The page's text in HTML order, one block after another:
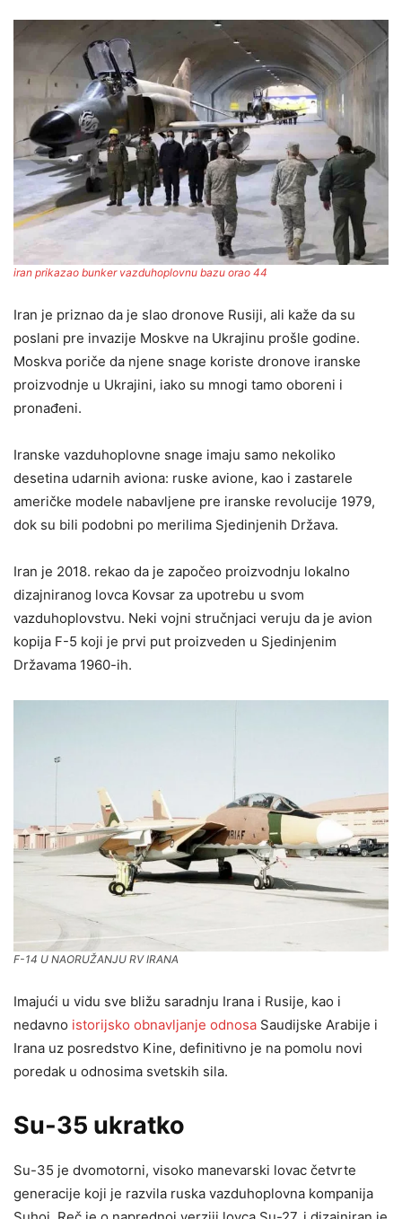
iran prikazao bunker vazduhoplovnu bazu orao 44
Iran je priznao da je slao dronove Rusiji, ali kaže da su
poslani pre invazije Moskve na Ukrajinu prošle godine.
Moskva poriče da njene snage koriste dronove iranske
proizvodnje u Ukrajini, iako su mnogi tamo oboreni i
pronađeni.
Iranske vazduhoplovne snage imaju samo nekoliko
desetina udarnih aviona: ruske avione, kao i zastarele
američke modele nabavljene pre iranske revolucije 1979,
dok su bili podobni po merilima Sjedinjenih Država.
Iran je 2018. rekao da je započeo proizvodnju lokalno
dizajniranog lovca Kovsar za upotrebu u svom
vazduhoplovstvu. Neki vojni stručnjaci veruju da je avion
kopija F-5 koji je prvi put proizveden u Sjedinjenim
Državama 1960-ih.
F-14 U NAORUŽANJU RV IRANA
Imajući u vidu sve bližu saradnju Irana i Rusije, kao i
nedavno istorijsko obnavljanje odnosa Saudijske Arabije i
Irana uz posredstvo Kine, definitivno je na pomolu novi
poredak u odnosima svetskih sila.
Su-35 ukratko
Su-35 je dvomotorni, visoko manevarski lovac četvrte
generacije koji je razvila ruska vazduhoplovna kompanija